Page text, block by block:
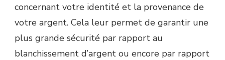
concernant votre identité et la provenance de
votre argent. Cela leur permet de garantir une
plus grande sécurité par rapport au
blanchissement d’argent ou encore par rapport